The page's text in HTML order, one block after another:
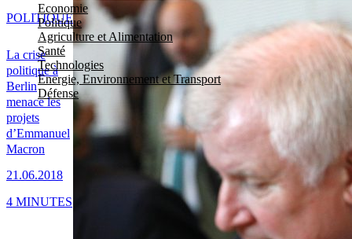
Economie
Politique
Agriculture et Alimentation
Santé
Technologies
Energie, Environnement et Transport
Défense
La crise
politique à
Berlin
menace les
projets
d’Emmanuel
Macron
21.06.2018
POLITIQUE
4 MINUTES